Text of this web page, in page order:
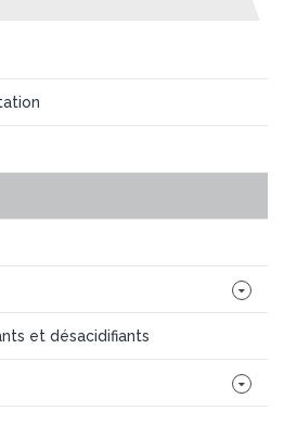
et désacidifiants